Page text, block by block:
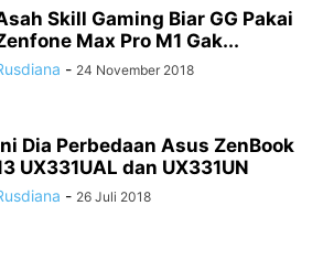
Skill Gaming Biar GG Pakai
Max Pro M1 Gak...
- 24 November 2018
Dia Perbedaan Asus ZenBook
UX331UAL dan UX331UN
- 26 Juli 2018